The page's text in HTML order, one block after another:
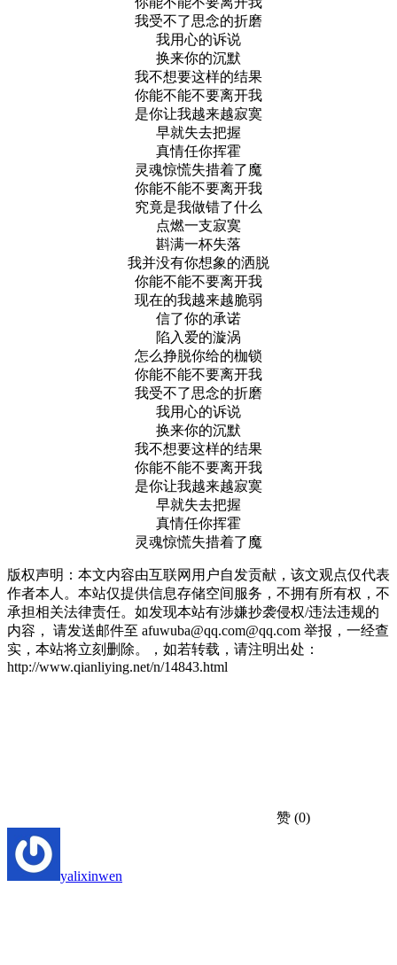
我受不了思念的折磨
我用心的诉说
换来你的沉默
我不想要这样的结果
你能不能不要离开我
是你让我越来越寂寞
早就失去把握
真情任你挥霍
灵魂惊慌失措着了魔
你能不能不要离开我
究竟是我做错了什么
点燃一支寂寞
斟满一杯失落
我并没有你想象的洒脱
你能不能不要离开我
现在的我越来越脆弱
信了你的承诺
陷入爱的漩涡
怎么挣脱你给的枷锁
你能不能不要离开我
我受不了思念的折磨
我用心的诉说
换来你的沉默
我不想要这样的结果
你能不能不要离开我
是你让我越来越寂寞
早就失去把握
真情任你挥霍
灵魂惊慌失措着了魔
版权声明：本文内容由互联网用户自发贡献，该文观点仅代表
作者本人。本站仅提供信息存储空间服务，不拥有所有权，不
承担相关法律责任。如发现本站有涉嫌抄袭侵权/违法违规的
内容， 请发送邮件至 afuwuba@qq.com@qq.com 举报，一经查
实，本站将立刻删除。，如若转载，请注明出处：
http://www.qianliying.net/n/14843.html
赞 (0)
yalixinwen